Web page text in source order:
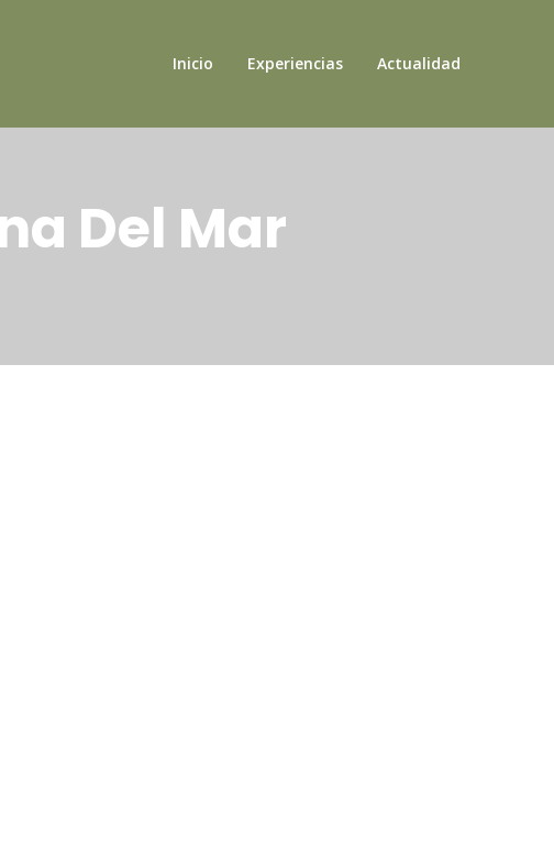
Inicio Experiencias Actualidad
Del Mar